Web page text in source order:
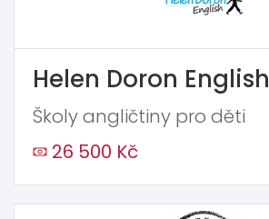
Helen Doron English
Školy angličtiny pro děti
26 500 Kč